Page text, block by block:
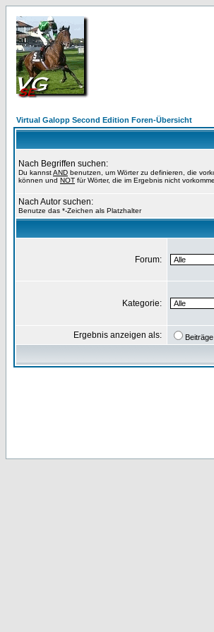
Virtual Galopp Second Edition Foren-Übersicht
Nach Begriffen suchen:
Du kannstAND benutzen, um Wörter zu definieren, die
können und NOT für Wörter, die im Ergebnis nicht
Nach Autor suchen:
Benutze das *-Zeichen als Platzhalter
Forum:
Kategorie:
Ergebnis anzeigen als: Beiträge